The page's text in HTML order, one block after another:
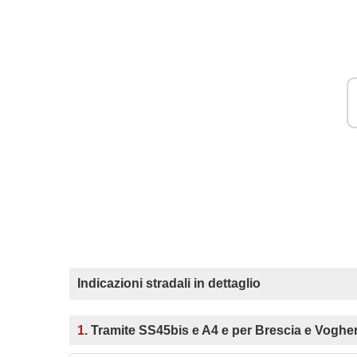
Indicazioni stradali in dettaglio
1. Tramite SS45bis e A4 e per Brescia e